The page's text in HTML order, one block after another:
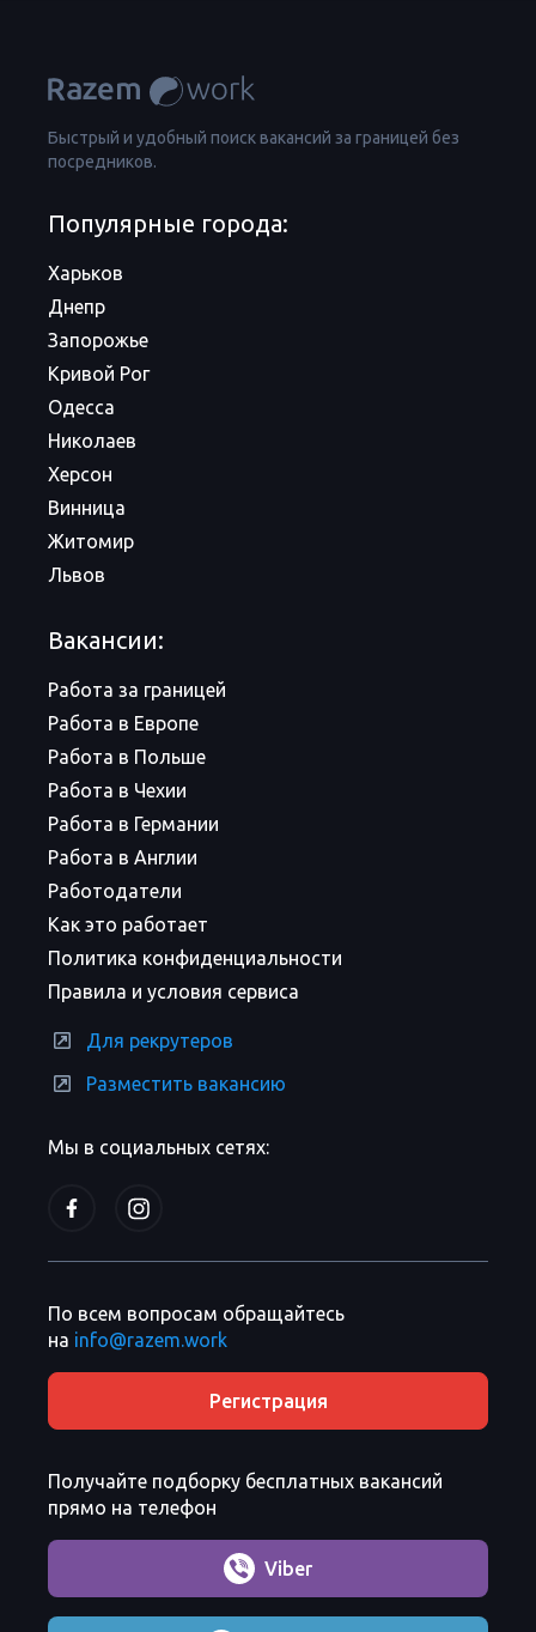
Быстрый и удобный поиск вакансий за границей без
посредников.
Мы в социальных сетях:
Популярные города:
Харьков
Днепр
Запорожье
Кривой Рог
Одесса
Николаев
Херсон
Винница
Житомир
Львов
Вакансии:
Работа за границей
Работа в Европе
Работа в Польше
Работа в Чехии
Работа в Германии
Работа в Англии
Работодатели
Как это работает
Политика конфиденциальности
Правила и условия сервиса
Для рекрутеров
Разместить вакансию
По всем вопросам обращайтесь
на info@razem.work
Регистрация
Получайте подборку бесплатных вакансий
прямо на телефон
Viber